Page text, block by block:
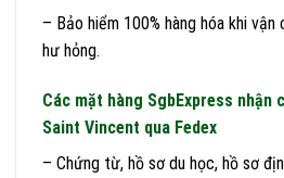
– Bảo hiểm 100% hàng hóa khi
hư hỏng.
Các mặt hàng SgbExpress nhận
Saint Vincent qua Fedex
– Chứng từ, hồ sơ du học, hồ sơ